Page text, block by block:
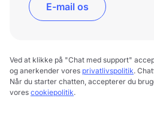
E-mail os
Ved at klikke på "Chat med support"
og anerkender vores privatlivspolitik.
Når du starter chatten, accepterer du
vores cookiepolitik.